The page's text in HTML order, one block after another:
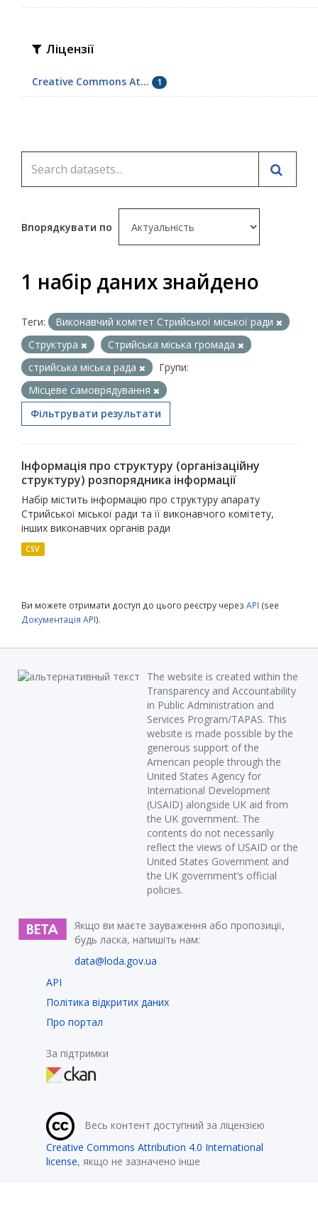
Ліцензії
Creative Commons At... 1
Впорядкувати по
1 набір даних знайдено
Теги:
Виконавчий комітет Стрийської міської ради
Структура
Стрийська міська громада
стрийська міська рада
Групи:
Місцеве самоврядування
Фільтрувати результати
Інформація про структуру (організаційну
структуру) розпорядника інформації
Набір містить інформацію про структуру апарату
Стрийської міської ради та її виконавчого комітету,
інших виконавчих органів ради
CSV
Ви можете отримати доступ до цього реєстру через API (see
Документація API).
The website is created within the
Transparency and Accountability
in Public Administration and
Services Program/TAPAS. This
website is made possible by the
generous support of the
American people through the
United States Agency for
International Development
(USAID) alongside UK aid from
the UK government. The
contents do not necessarily
reflect the views of USAID or the
United States Government and
the UK government’s official
policies.
Якщо ви маєте зауваження або пропозиції,
будь ласка, напишіть нам:
data@loda.gov.ua
API
Політика відкритих даних
Про портал
За підтримки
Весь контент доступний за ліцензією
Creative Commons Attribution 4.0 International
license, якщо не зазначено інше